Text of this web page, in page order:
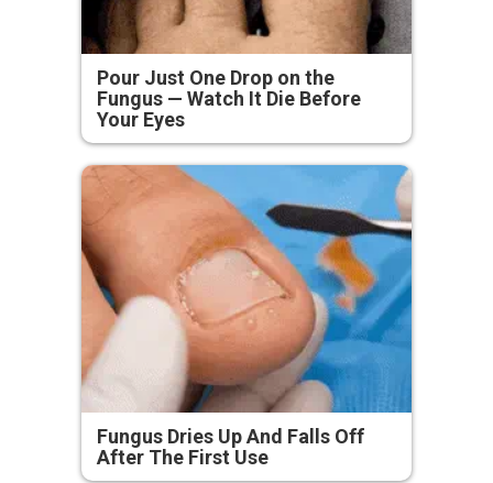
Pour Just One Drop on the
Fungus — Watch It Die Before
Your Eyes
Fungus Dries Up And Falls Off
After The First Use